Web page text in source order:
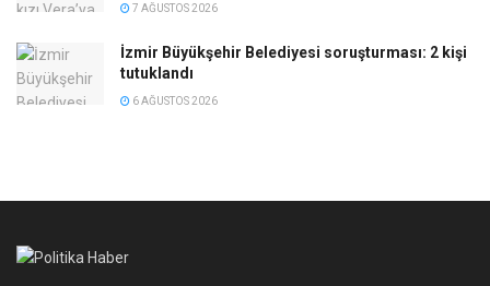
7 AĞUSTOS 2026
İzmir Büyükşehir Belediyesi soruşturması: 2 kişi
tutuklandı
6 AĞUSTOS 2026